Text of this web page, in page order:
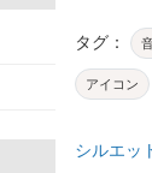
タグ：
アイコン
シルエッ